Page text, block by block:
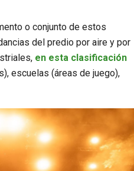
o conjunto de estos
del predio por aire y por
en esta clasificación
escuelas (áreas de juego),